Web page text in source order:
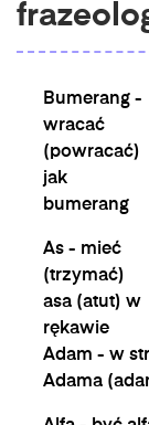
Bumerang -
wracać
(powracać)
jak
bumerang
As - mieć
(trzymać)
asa (atut) w
rękawie
Adam - w
Adama